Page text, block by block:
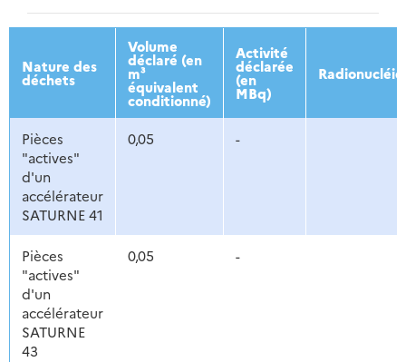
2013 2014 2015 2016
Nature des
déchets
Volume
déclaré (en
m³
équivalent
conditionné)
Activité
déclarée
(en
MBq)
Pièces
"actives"
d'un
accélérateur
SATURNE 41
0,05 -
Pièces
"actives"
d'un
accélérateur
SATURNE
43
0,05 -